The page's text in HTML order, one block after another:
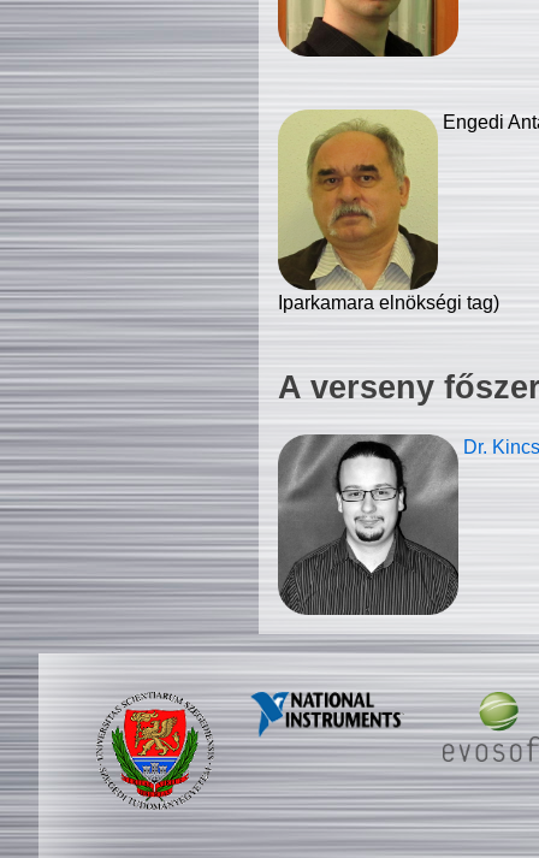
Engedi
Iparkamara elnökségi tag)
A verseny
Dr.